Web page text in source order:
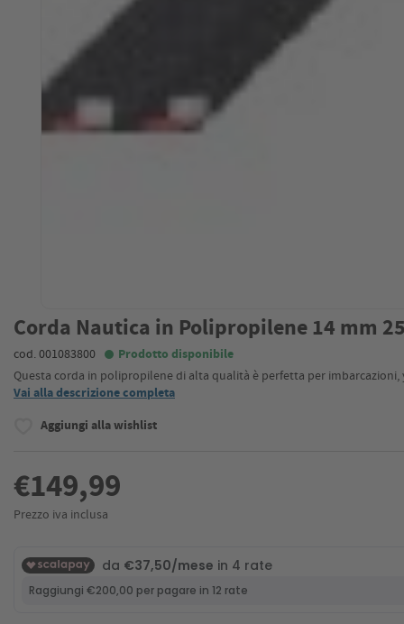
Corda Nautica in Polipropilene 14 mm
cod. 001083800 Prodotto disponibile
Questa corda in polipropilene di alta qualità è perfetta per imbarcazioni,
Vai alla descrizione completa
Aggiungi alla wishlist
€149,99
Prezzo iva inclusa